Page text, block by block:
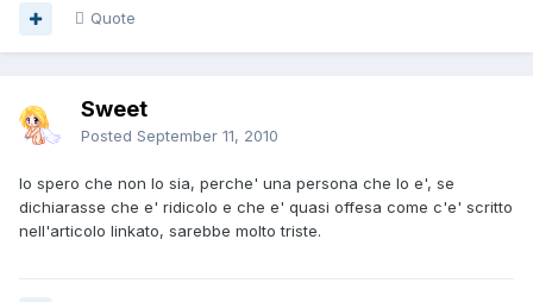
Quote
Sweet
Posted September 11, 2010
Io spero che non lo sia, perche' una persona che lo e', se
dichiarasse che e' ridicolo e che e' quasi offesa come c'e' scritto
nell'articolo linkato, sarebbe molto triste.